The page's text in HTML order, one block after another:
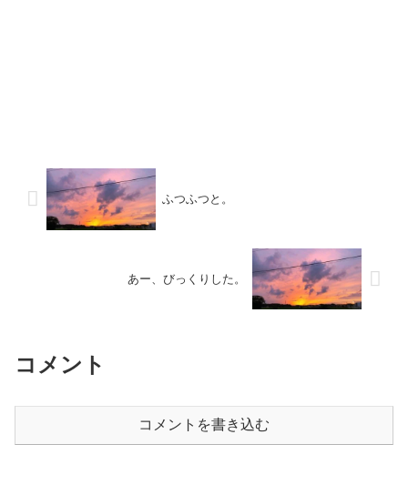
ふつふつと。
あー、びっくりした。
コメント
コメントを書き込む